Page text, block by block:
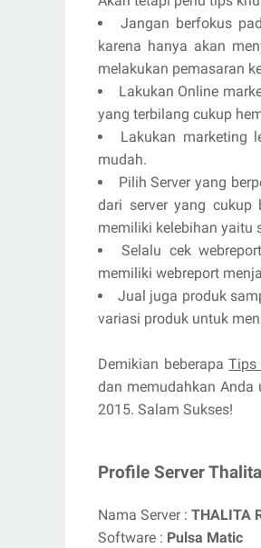
Jangan berfokus
karena hanya akan
melakukan pemasaran
Lakukan Online
yang terbilang cukup
Lakukan marketing
mudah.
Pilih Server yang
dari server yang cukup
memiliki kelebihan yaitu
Selalu cek
memiliki webreport
Jual juga produk
variasi produk untuk
Demikian beberapaTips
dan memudahkan Anda
2015. Salam Sukses!
Profile Server
Nama Server : THALITA
Software : Pulsa Matic